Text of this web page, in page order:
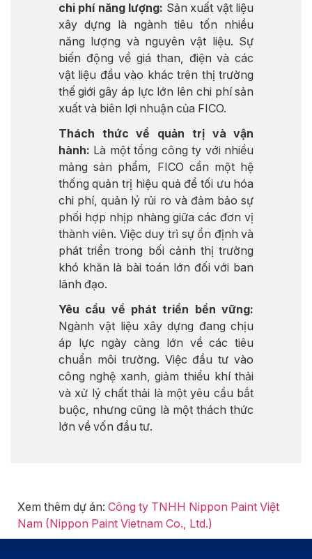
chi phí năng lượng: Sản xuất vật liệu
xây dựng là ngành tiêu tốn nhiều
năng lượng và nguyên vật liệu. Sự
biến động về giá than, điện và các
vật liệu đầu vào khác trên thị trường
thế giới gây áp lực lớn lên chi phí sản
xuất và biên lợi nhuận của FICO.
Thách thức về quản trị và vận
hành: Là một tổng công ty với nhiều
mảng sản phẩm, FICO cần một hệ
thống quản trị hiệu quả để tối ưu hóa
chi phí, quản lý rủi ro và đảm bảo sự
phối hợp nhịp nhàng giữa các đơn vị
thành viên. Việc duy trì sự ổn định và
phát triển trong bối cảnh thị trường
khó khăn là bài toán lớn đối với ban
lãnh đạo.
Yêu cầu về phát triển bền vững:
Ngành vật liệu xây dựng đang chịu
áp lực ngày càng lớn về các tiêu
chuẩn môi trường. Việc đầu tư vào
công nghệ xanh, giảm thiểu khí thải
và xử lý chất thải là một yêu cầu bắt
buộc, nhưng cũng là một thách thức
lớn về vốn đầu tư.
Xem thêm dự án: Công ty TNHH Nippon Paint Việt
Nam (Nippon Paint Vietnam Co., Ltd.)